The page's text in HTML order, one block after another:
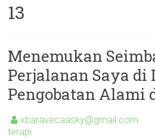
13
Menemukan
Perjalanan Saya di
Pengobatan Alami
xbaravecaasky@gmail.com
terapi